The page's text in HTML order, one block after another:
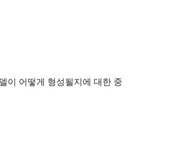
이 어떻게 형성될지에 대한 중